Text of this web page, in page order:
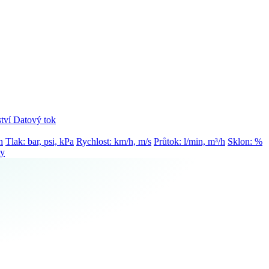
Datový tok
Tlak: bar, psi, kPa Rychlost: km/h, m/s Průtok: l/min, m³/h Sklon: %